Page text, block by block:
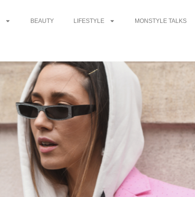
BEAUTY LIFESTYLE MONSTYLE TALKS